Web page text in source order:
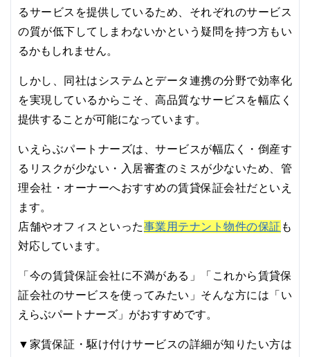
るサービスを提供しているため、それぞれのサービス
の質が低下してしまわないかという疑問を持つ方もい
るかもしれません。
しかし、同社はシステムとデータ連携の分野で効率化
を実現しているからこそ、高品質なサービスを幅広く
提供することが可能になっています。
いえらぶパートナーズは、サービスが幅広く・倒産す
るリスクが少ない・入居審査のミスが少ないため、管
理会社・オーナーへおすすめの賃貸保証会社だといえ
ます。
店舗やオフィスといった事業用テナント物件の保証 も
対応しています。
「今の賃貸保証会社に不満がある」「これから賃貸保
証会社のサービスを使ってみたい」そんな方には「い
えらぶパートナーズ」がおすすめです。
▼家賃保証・駆け付けサービスの詳細が知りたい方は